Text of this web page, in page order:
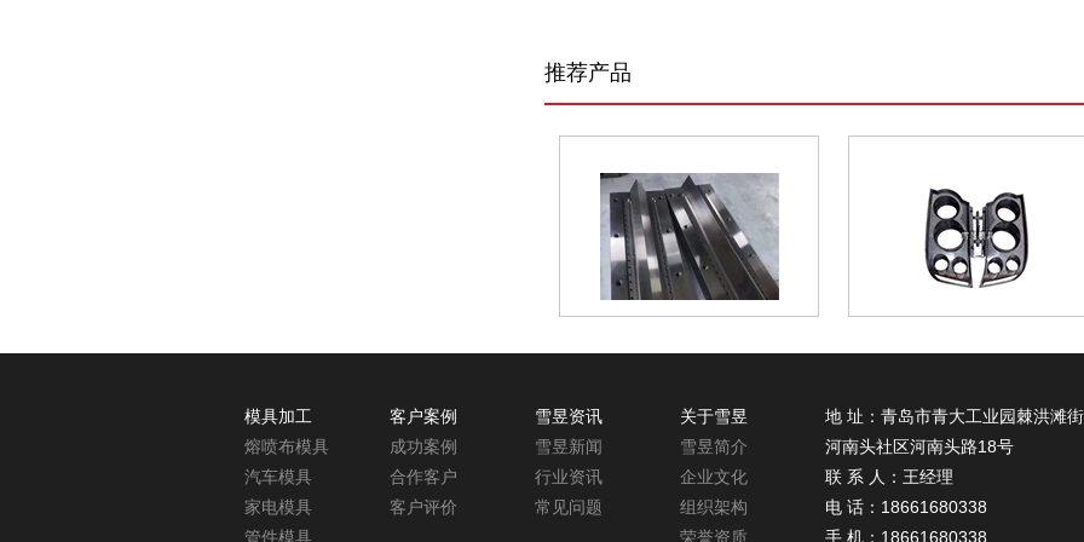
推荐产品
模具加工
熔喷布模具
汽车模具
家电模具
管件模具
客户案例
成功案例
合作客户
客户评价
雪昱资讯
雪昱新闻
行业资讯
常见问题
关于雪昱
雪昱简介
企业文化
组织架构
荣誉资质
地 址：青岛市青大工业园棘洪滩
河南头社区河南头路18号
联 系 人：王经理
电 话：18661680338
手 机：18661680338